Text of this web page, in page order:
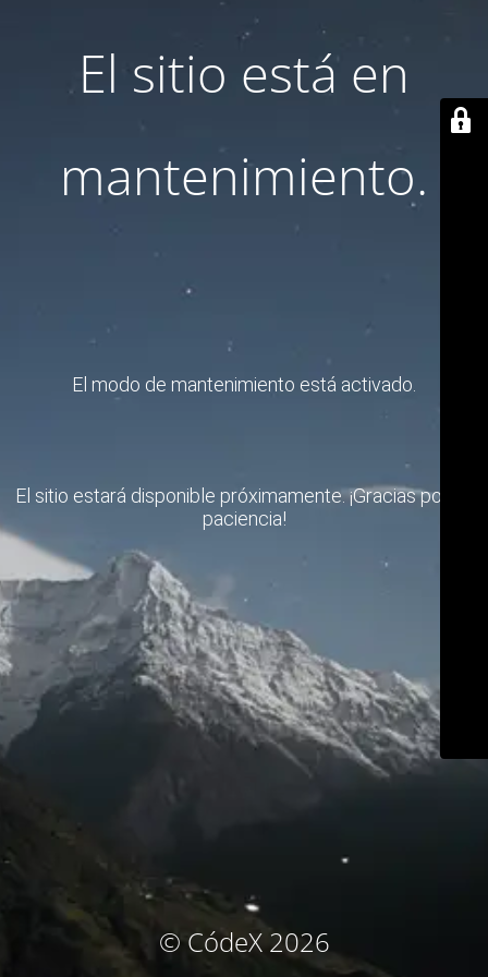
El sitio está en
mantenimiento.
El modo de mantenimiento está activado.
El sitio estará disponible próximamente. ¡Gracias por su
paciencia!
© CódeX 2026